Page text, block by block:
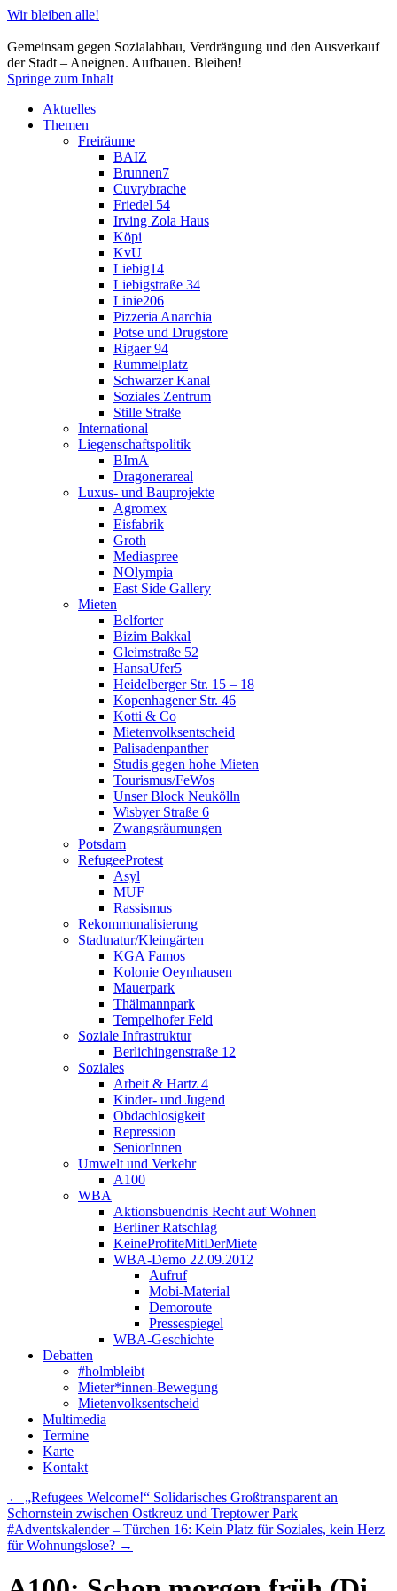
Wir bleiben alle!
Gemeinsam gegen Sozialabbau, Verdrängung und den Ausverkauf
der Stadt – Aneignen. Aufbauen. Bleiben!
Springe zum Inhalt
Aktuelles
Themen
Freiräume
BAIZ
Brunnen7
Cuvrybrache
Friedel 54
Irving Zola Haus
Köpi
KvU
Liebig14
Liebigstraße 34
Linie206
Pizzeria Anarchia
Potse und Drugstore
Rigaer 94
Rummelplatz
Schwarzer Kanal
Soziales Zentrum
Stille Straße
International
Liegenschaftspolitik
BImA
Dragonerareal
Luxus- und Bauprojekte
Agromex
Eisfabrik
Groth
Mediaspree
NOlympia
East Side Gallery
Mieten
Belforter
Bizim Bakkal
Gleimstraße 52
HansaUfer5
Heidelberger Str. 15 – 18
Kopenhagener Str. 46
Kotti & Co
Mietenvolksentscheid
Palisadenpanther
Studis gegen hohe Mieten
Tourismus/FeWos
Unser Block Neukölln
Wisbyer Straße 6
Zwangsräumungen
Potsdam
RefugeeProtest
Asyl
MUF
Rassismus
Rekommunalisierung
Stadtnatur/Kleingärten
KGA Famos
Kolonie Oeynhausen
Mauerpark
Thälmannpark
Tempelhofer Feld
Soziale Infrastruktur
Berlichingenstraße 12
Soziales
Arbeit & Hartz 4
Kinder- und Jugend
Obdachlosigkeit
Repression
SeniorInnen
Umwelt und Verkehr
A100
WBA
Aktionsbuendnis Recht auf Wohnen
Berliner Ratschlag
KeineProfiteMitDerMiete
WBA-Demo 22.09.2012
Aufruf
Mobi-Material
Demoroute
Pressespiegel
WBA-Geschichte
Debatten
#holmbleibt
Mieter*innen-Bewegung
Mietenvolksentscheid
Multimedia
Termine
Karte
Kontakt
← „Refugees Welcome!“ Solidarisches Großtransparent an
Schornstein zwischen Ostkreuz und Treptower Park
#Adventskalender – Türchen 16: Kein Platz für Soziales, kein Herz
für Wohnungslose? →